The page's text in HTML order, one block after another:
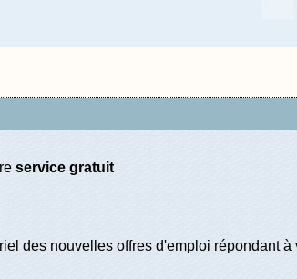
service gratuit
des nouvelles offres d'emploi répondant à